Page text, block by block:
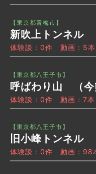
【東京都青梅市】
新吹上トンネル
体験談：0件 動画：5本
【東京都八王子市】
呼ばわり山 （今
体験談：0件 動画：7本
【東京都八王子市】
旧小峰トンネル
体験談：0件 動画：98